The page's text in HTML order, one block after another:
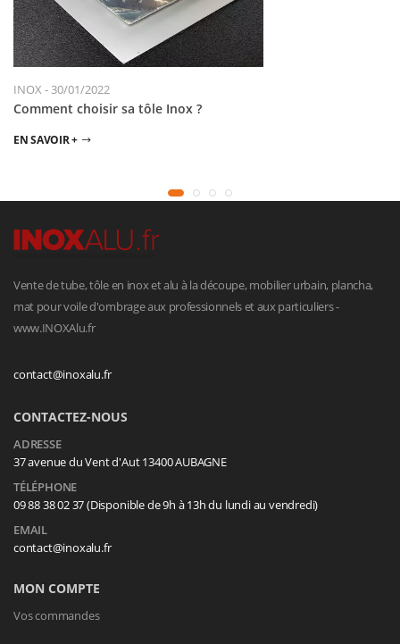
INOX -30/01/2022
Comment choisir sa tôle Inox ?
EN SAVOIR +
Vente de tube, tôle en inox et alu à la découpe, mobilier urbain, plancha,
mat pour voile d'ombrage aux professionnels et aux particuliers -
www.INOXAlu.fr
contact@inoxalu.fr
CONTACTEZ-NOUS
ADRESSE
37 avenue du Vent d'Aut 13400 AUBAGNE
TÉLÉPHONE
09 88 38 02 37 (Disponible de 9h à 13h du lundi au vendredi)
EMAIL
contact@inoxalu.fr
MON COMPTE
Vos commandes